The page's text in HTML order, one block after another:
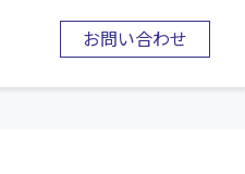
お問い合わせ